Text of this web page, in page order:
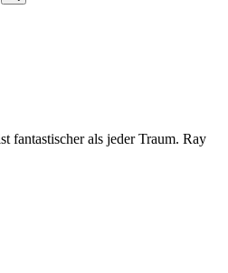
fantastischer als jeder Traum. Ray